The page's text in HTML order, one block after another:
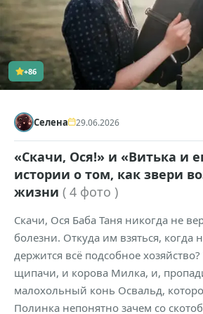
+86
Селена 29.06.2026
«Скачи, Ося!» и «Витька и
истории о том, как звери
жизни ( 4 фото )
Скачи, Ося Баба Таня никогда не
болезни. Откуда им взяться,
держится всё подсобное
щипачи, и корова Милка, и,
малохольный конь Освальд,
Полинка непонятно зачем со